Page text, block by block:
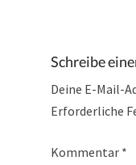
Schreibe
Deine E-Mail-
Erforderliche
Kommentar *